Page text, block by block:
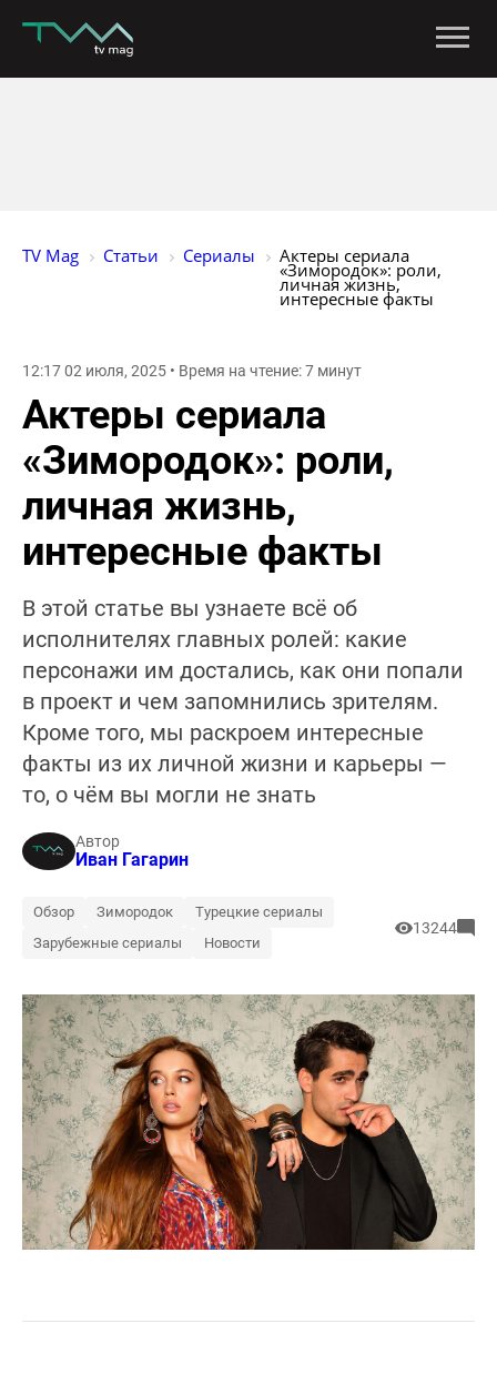
TV Mag Статьи Сериалы Актеры сериала
«Зимородок»: роли,
личная жизнь,
интересные факты
12:17 02 июля, 2025 • Время на чтение: 7 минут
Актеры сериала
«Зимородок»: роли,
личная жизнь,
интересные факты
В этой статье вы узнаете всё об
исполнителях главных ролей: какие
персонажи им достались, как они попали
в проект и чем запомнились зрителям.
Кроме того, мы раскроем интересные
факты из их личной жизни и карьеры —
то, о чём вы могли не знать
Автор
Иван Гагарин
Обзор Зимородок
Турецкие сериалы
Зарубежные сериалы
Новости
13244